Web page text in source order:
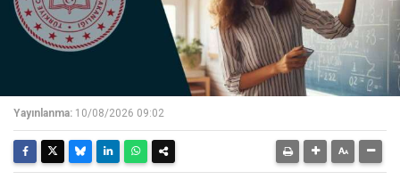
Yayınlanma: 10/08/2026 09:02